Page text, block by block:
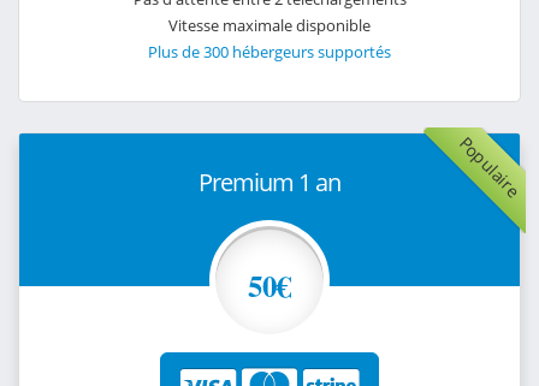
Vitesse maximale disponible
Plus de 300 hébergeurs supportés
Populaire
Premium 1 an
50€